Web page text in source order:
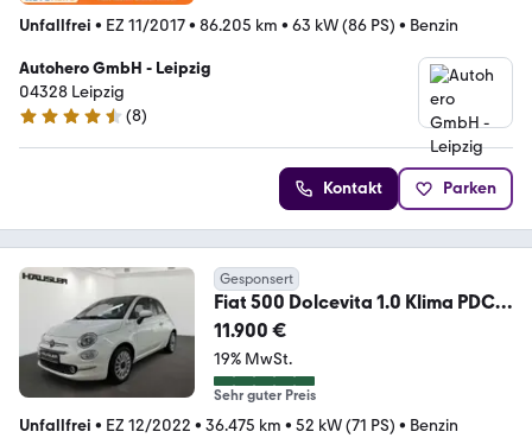
Unfallfrei • EZ 11/2017• 86.205 km • 63 kW (86 PS) • Benzin
Autohero GmbH - Leipzig
04328 Leipzig
4.3 Sterne
(8)
Kontakt Parken
Gesponsert
Fiat 500 Dolcevita 1.0 Klima PDC
AppleCarPlay
11.900 €
19% MwSt.
Sehr guter Preis
Unfallfrei • EZ 12/2022 • 36.475 km • 52 kW (71 PS) • Benzin